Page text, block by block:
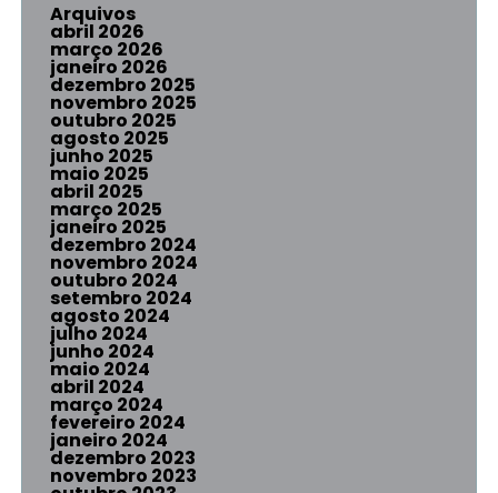
Arquivos
abril 2026
março 2026
janeiro 2026
dezembro 2025
novembro 2025
outubro 2025
agosto 2025
junho 2025
maio 2025
abril 2025
março 2025
janeiro 2025
dezembro 2024
novembro 2024
outubro 2024
setembro 2024
agosto 2024
julho 2024
junho 2024
maio 2024
abril 2024
março 2024
fevereiro 2024
janeiro 2024
dezembro 2023
novembro 2023